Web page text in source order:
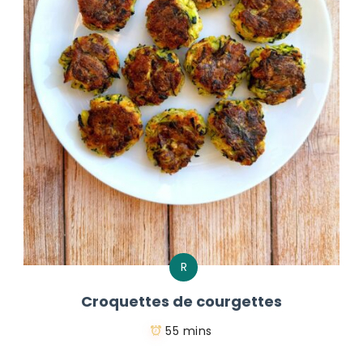
R
Croquettes de courgettes
55 mins